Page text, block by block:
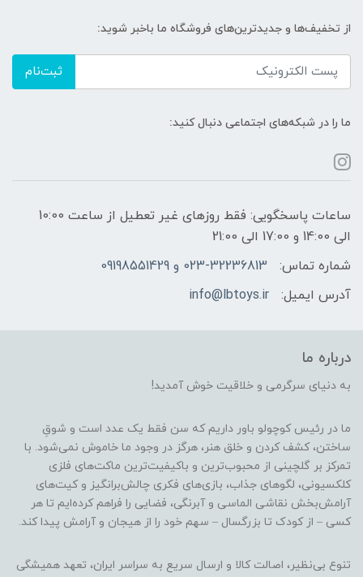
از تخفیف‌ها و جدیدترین‌های فروشگاه ما باخبر شوید:
ثبت‌نام
ما را در شبکه‌های اجتماعی دنبال کنید:
ساعات پاسخگویی: فقط روزهای غیر تعطیل از ساعت 10:00
الی 14:00 و 17:00 الی 21:00
شماره تماس:
023-32236813 و 09198551429
آدرس ایمیل:
info@lbtoys.ir
درباره ما
به دنیای سرگرمی و خلاقیت خوش آمدید!
ما در رئیس کوچولو باور داریم که سن فقط یک عدد است و شوقِ
ساختن، کشف کردن و خلق هنر، هرگز در وجود ما خاموش نمی‌شود. با
تمرکز بر گلچینی از محبوب‌ترین و باکیفیت‌ترین ماکت‌های فلزی
کلکسیونی، لگوهای جذاب، بازی‌های فکری چالش‌برانگیز و کیت‌های
آرامش‌بخش نقاشی الماسی و آبرنگی، فضایی را فراهم کرده‌ایم تا هر
کسی – از کودک تا بزرگسال – سهم خود را از هیجان و آرامش پیدا کند.
تنوع بی‌نظیر، اصالت کالا و ارسال سریع به سراسر ایران، تعهد همیشگی